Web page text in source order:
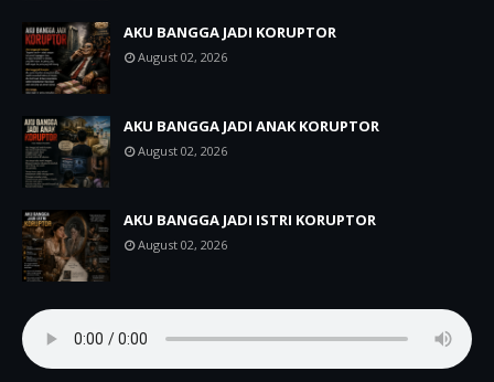
AKU BANGGA JADI KORUPTOR
August 02, 2026
AKU BANGGA JADI ANAK KORUPTOR
August 02, 2026
AKU BANGGA JADI ISTRI KORUPTOR
August 02, 2026